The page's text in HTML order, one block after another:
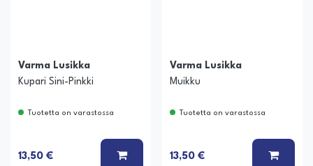
Varma Lusikka
Kupari Sini-Pinkki
Tuotetta on varastossa
13,50 € LISÄÄ KORIIN
Varma Lusikka
Muikku
Tuotetta on varastossa
13,50 € LISÄÄ